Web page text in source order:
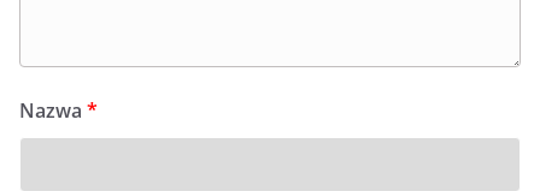
Nazwa *